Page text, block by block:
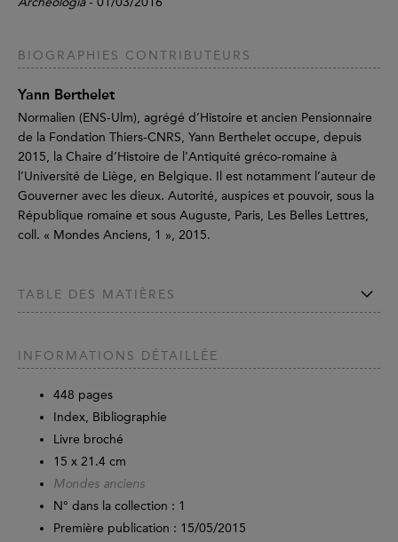
BIOGRAPHIES CONTRIBUTEURS
Yann Berthelet
Normalien (ENS-Ulm), agrégé d’Histoire et ancien Pensionnaire
de la Fondation Thiers-CNRS, Yann Berthelet occupe, depuis
2015, la Chaire d’Histoire de l’Antiquité gréco-romaine à
l’Université de Liège, en Belgique. Il est notamment l’auteur de
Gouverner avec les dieux. Autorité, auspices et pouvoir, sous la
République romaine et sous Auguste, Paris, Les Belles Lettres,
coll. « Mondes Anciens, 1 », 2015.
TABLE DES MATIÈRES
INFORMATIONS DÉTAILLÉE
448 pages
Index, Bibliographie
Livre broché
15 x 21.4 cm
Mondes anciens
N° dans la collection : 1
Première publication : 15/05/2015